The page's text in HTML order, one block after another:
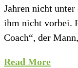
Jahren nicht
ihm nicht vorbei.
Coach“, der
Read More